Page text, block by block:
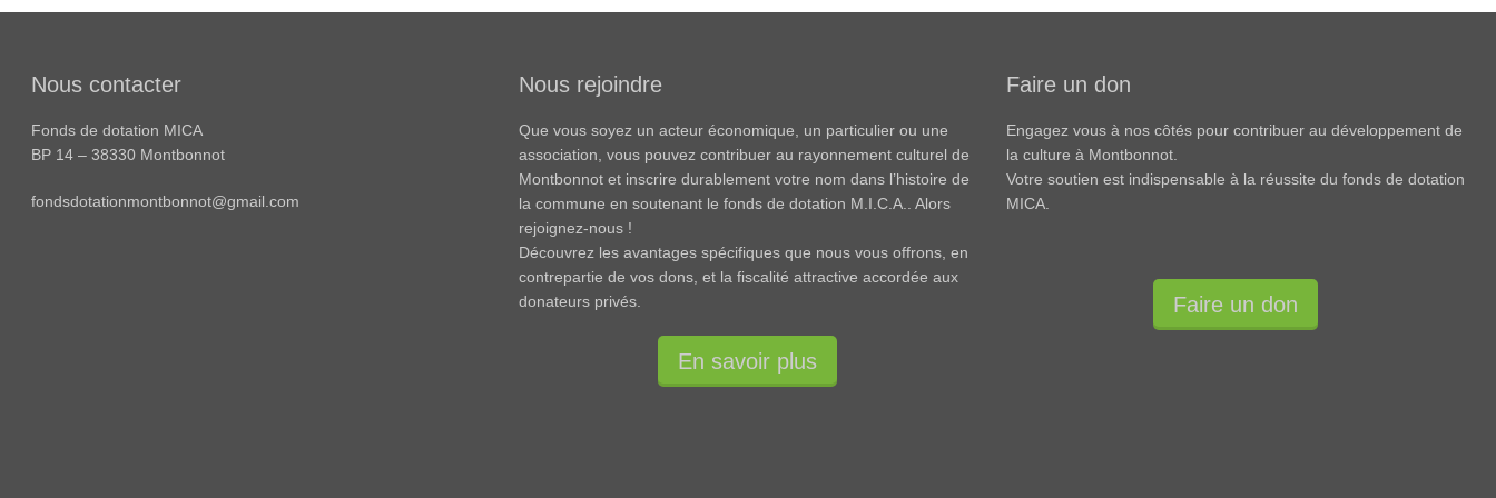
Nous contacter
Fonds de dotation MICA
BP 14 – 38330 Montbonnot
fondsdotationmontbonnot@gmail.com
Nous rejoindre
Que vous soyez un acteur économique, un particulier ou une
association, vous pouvez contribuer au rayonnement culturel de
Montbonnot et inscrire durablement votre nom dans l’histoire de
la commune en soutenant le fonds de dotation M.I.C.A.. Alors
rejoignez-nous !
Découvrez les avantages spécifiques que nous vous offrons, en
contrepartie de vos dons, et la fiscalité attractive accordée aux
donateurs privés.
En savoir plus
Faire un don
Engagez vous à nos côtés pour contribuer au développement de
la culture à Montbonnot.
Votre soutien est indispensable à la réussite du fonds de dotation
MICA.
Faire un don